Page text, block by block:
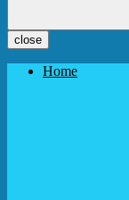
close
Home